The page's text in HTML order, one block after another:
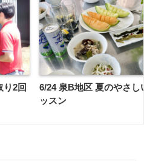
り2回
6/24 泉B地区 夏のやさし
ッスン